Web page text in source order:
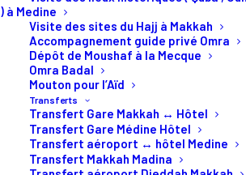
) à Medine
Visite des sites du Hajj à Makkah
Accompagnement guide privé Omra
Dépôt de Moushaf à la Mecque
Omra Badal
Mouton pour l’Aïd
Transferts
Transfert Gare Makkah ↔ Hôtel
Transfert Gare Médine Hôtel
Transfert aéroport ↔ hôtel Medine
Transfert Makkah Madina
Connaître leshoraires de prièresest
les musulmans vivant à Marseille.
précis de chaque salat permet de se
de suivre la Sunna. Dans ce guide, nous
horaires de prièresde Marseille, ainsi
pratiques pour planifier vos prières au